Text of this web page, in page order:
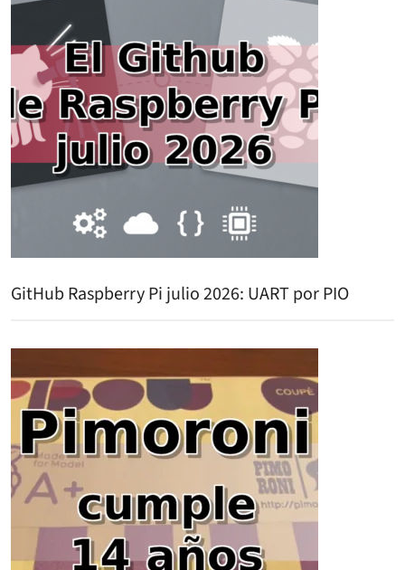
GitHub Raspberry Pi julio 2026: UART por PIO